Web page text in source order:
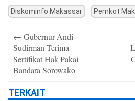
Diskominfo Makassar Pemkot
navigation
← Gubernur Andi
Sudirman Terima
Sertifikat Hak Pakai
Bandara Sorowako
TERKAIT